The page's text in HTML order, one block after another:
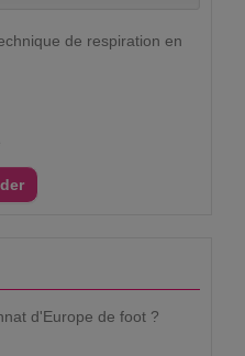
de respiration en
d'Europe de foot ?